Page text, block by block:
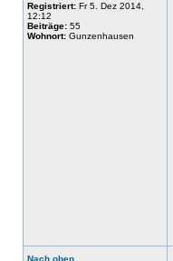
Registriert: Fr 5. Dez 2014,
12:12
Beiträge: 55
Wohnort: Gunzenhausen
Nach oben